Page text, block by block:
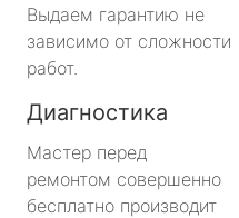
Выдаем гарантию не
зависимо от сложности
работ.
Диагностика
Мастер перед
ремонтом совершенно
бесплатно производит